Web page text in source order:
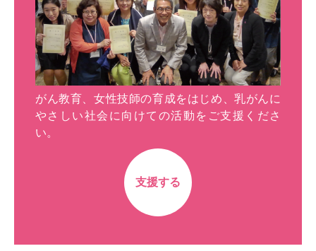
がん教育、女性技師の育成をはじめ、乳がんに
やさしい社会に向けての活動をご支援くださ
い。
支援する